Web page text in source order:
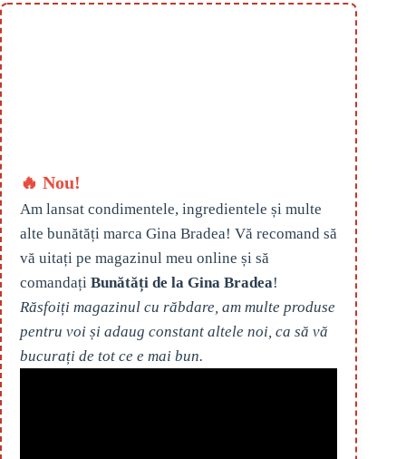
🔥 Nou!
Am lansat condimentele, ingredientele și multe
alte bunătăți marca Gina Bradea! Vă recomand să
vă uitați pe magazinul meu online și să
comandați Bunătăți de la Gina Bradea!
Răsfoiți magazinul cu răbdare, am multe produse
pentru voi și adaug constant altele noi, ca să vă
bucurați de tot ce e mai bun.